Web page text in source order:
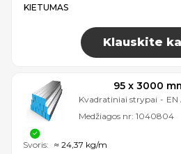
KIETUMAS
Klauskite
95 x 3000
Kvadratiniai strypai -
Medžiagos nr: 1040804
Svoris: ≈ 24,37 kg/m